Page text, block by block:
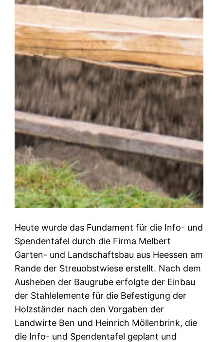
Heute wurde das Fundament für die Info- und
Spendentafel durch die Firma Melbert
Garten- und Landschaftsbau aus Heessen am
Rande der Streuobstwiese erstellt. Nach dem
Ausheben der Baugrube erfolgte der Einbau
der Stahlelemente für die Befestigung der
Holzständer nach den Vorgaben der
Landwirte Ben und Heinrich Möllenbrink, die
die Info- und Spendentafel geplant und